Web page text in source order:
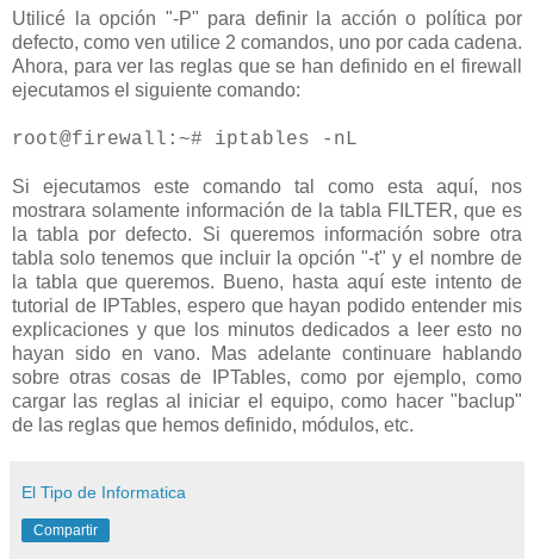
Utilicé la opción "-P" para definir la acción o política por
defecto, como ven utilice 2 comandos, uno por cada cadena.
Ahora, para ver las reglas que se han definido en el firewall
ejecutamos el siguiente comando:
root@firewall:~# iptables -nL
Si ejecutamos este comando tal como esta aquí, nos
mostrara solamente información de la tabla FILTER, que es
la tabla por defecto. Si queremos información sobre otra
tabla solo tenemos que incluir la opción "-t" y el nombre de
la tabla que queremos. Bueno, hasta aquí este intento de
tutorial de IPTables, espero que hayan podido entender mis
explicaciones y que los minutos dedicados a leer esto no
hayan sido en vano. Mas adelante continuare hablando
sobre otras cosas de IPTables, como por ejemplo, como
cargar las reglas al iniciar el equipo, como hacer "baclup"
de las reglas que hemos definido, módulos, etc.
El Tipo de Informatica
Compartir